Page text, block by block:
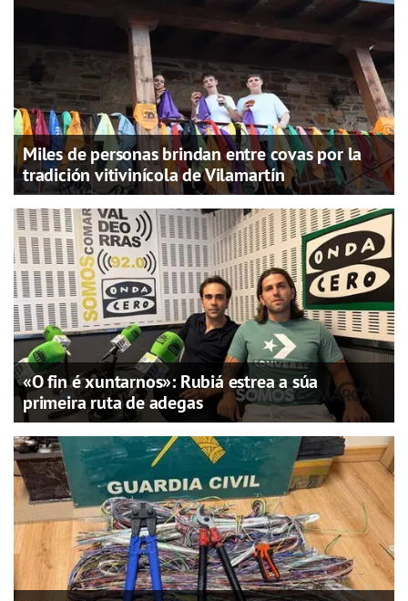
Miles de personas brindan entre covas por la
tradición vitivinícola de Vilamartín
«O fin é xuntarnos»: Rubiá estrea a súa
primeira ruta de adegas